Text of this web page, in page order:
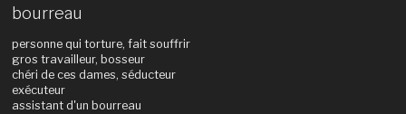
bourreau
personne qui torture, fait souffrir
gros travailleur, bosseur
chéri de ces dames, séducteur
exécuteur
assistant d'un bourreau